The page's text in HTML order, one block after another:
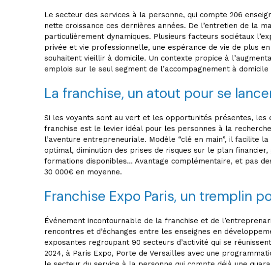
Le secteur des services à la personne, qui compte 206
nette croissance ces dernières années. De l’entretien de la
particulièrement dynamiques. Plusieurs facteurs sociétaux
privée et vie professionnelle, une espérance de vie de plus
souhaitent vieillir à domicile. Un contexte propice à
emplois sur le seul segment de l’accompagnement à domicile
La franchise, un atout pour se
Si les voyants sont au vert et les opportunités présentes,
franchise est le levier idéal pour les personnes à la
l’aventure entrepreneuriale. Modèle “clé en main”, il facilite
optimal, diminution des prises de risques sur le plan
formations disponibles… Avantage complémentaire, et pas
30 000€ en moyenne.
Franchise Expo Paris, un tremplin
Événement incontournable de la franchise et de
rencontres et d’échanges entre les enseignes en
exposantes regroupant 90 secteurs d’activité qui se
2024, à Paris Expo, Porte de Versailles avec une